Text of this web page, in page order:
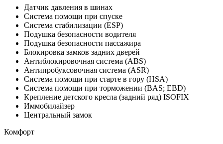
Датчик давления в шинах
Система помощи при спуске
Система стабилизации (ESP)
Подушка безопасности водителя
Подушка безопасности пассажира
Блокировка замков задних дверей
Антиблокировочная система (ABS)
Антипробуксовочная система (ASR)
Система помощи при старте в гору (HSA)
Система помощи при торможении (BAS; EBD)
Крепление детского кресла (задний ряд) ISOFIX
Иммобилайзер
Центральный замок
Комфорт